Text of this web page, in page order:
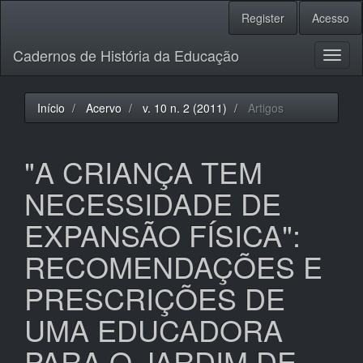
principal
Barra
Lateral
Register Acesso
Cadernos de História da Educação
Início Acervo v. 10 n. 2 (2011) Artigos
"A CRIANÇA TEM
NECESSIDADE DE
EXPANSÃO FÍSICA":
RECOMENDAÇÕES E
PRESCRIÇÕES DE
UMA EDUCADORA